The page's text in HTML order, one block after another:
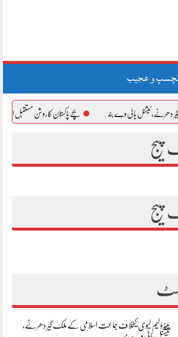
و عجیب
بند بچے پاکستان کا روشن مستقبل اور قوم کا قیمتی سرمایہ ہیں،
پیج
پیج
پیٹرولیم لیوی کیخلاف جماعت اسلامی کے ملک گیر دھرنے،